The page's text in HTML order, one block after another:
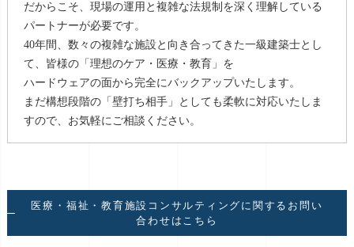
だからこそ、現場の運用と複雑な法規制を深く理解している
パートナーが必要です。
40年間、数々の複雑な施設と向き合ってきた一級建築士とし
て、皆様の「理想のケア・医療・教育」を
ハードウェアの面から完全にバックアップいたします。
まだ構想段階の「壁打ち相手」としても柔軟に対応いたしま
すので、お気軽にご相談ください。
医療・福祉・教育施設コンサルティングに関するお問い
合わせはこちら